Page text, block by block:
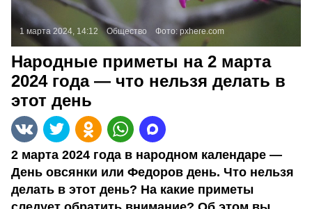
1 марта 2024, 14:12 Общество Фото:pxhere.com
Народные приметы на 2 марта
2024 года — что нельзя делать в
этот день
2 марта 2024 года в народном календаре —
День овсянки или Федоров день. Что нельзя
делать в этот день? На какие приметы